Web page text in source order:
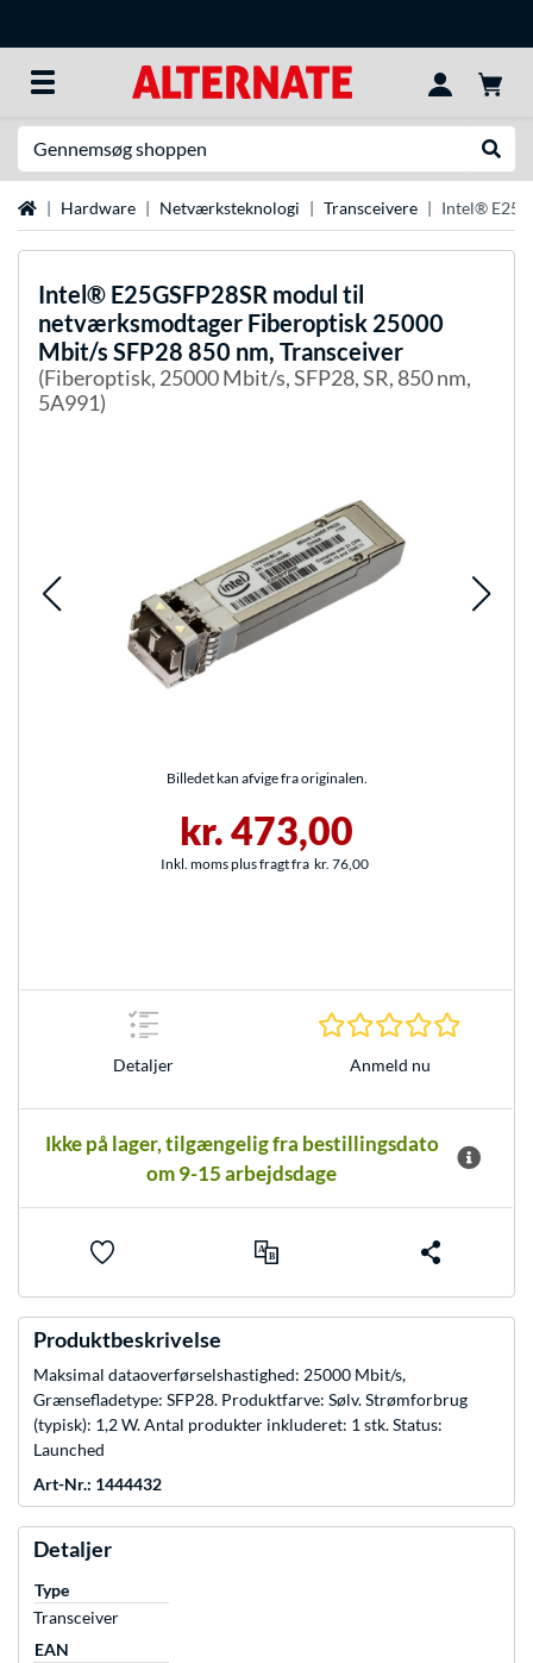
StartsideHardware Netværksteknologi Transceivere Intel®
Intel® E25GSFP28SR modul til
netværksmodtager Fiberoptisk 25000
Mbit/s SFP28 850 nm, Transceiver
(Fiberoptisk, 25000 Mbit/s, SFP28, SR, 850 nm,
5A991)
Billedet kan afvige fra originalen.
kr. 473,00
Inkl. moms plus fragt fra kr. 76,00
Detaljer Anmeld nu
Ikke på lager, tilgængelig fra bestillingsdato
om 9-15 arbejdsdage
Produktbeskrivelse
Maksimal dataoverførselshastighed: 25000 Mbit/s,
Grænsefladetype: SFP28. Produktfarve: Sølv. Strømforbrug
(typisk): 1,2 W. Antal produkter inkluderet: 1 stk. Status:
Launched
Art-Nr.: 1444432
Detaljer
Type
Transceiver
EAN